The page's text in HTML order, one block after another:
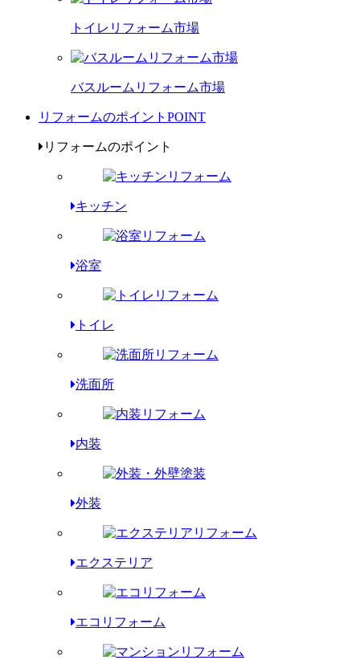
トイレリフォーム市場
バスルームリフォーム市場
リフォームのポイント POINT
リフォームのポイント
キッチン
浴室
トイレ
洗面所
内装
外装
エクステリア
エコリフォーム